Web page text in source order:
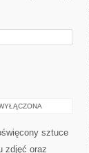
sztuce
zdjęć oraz